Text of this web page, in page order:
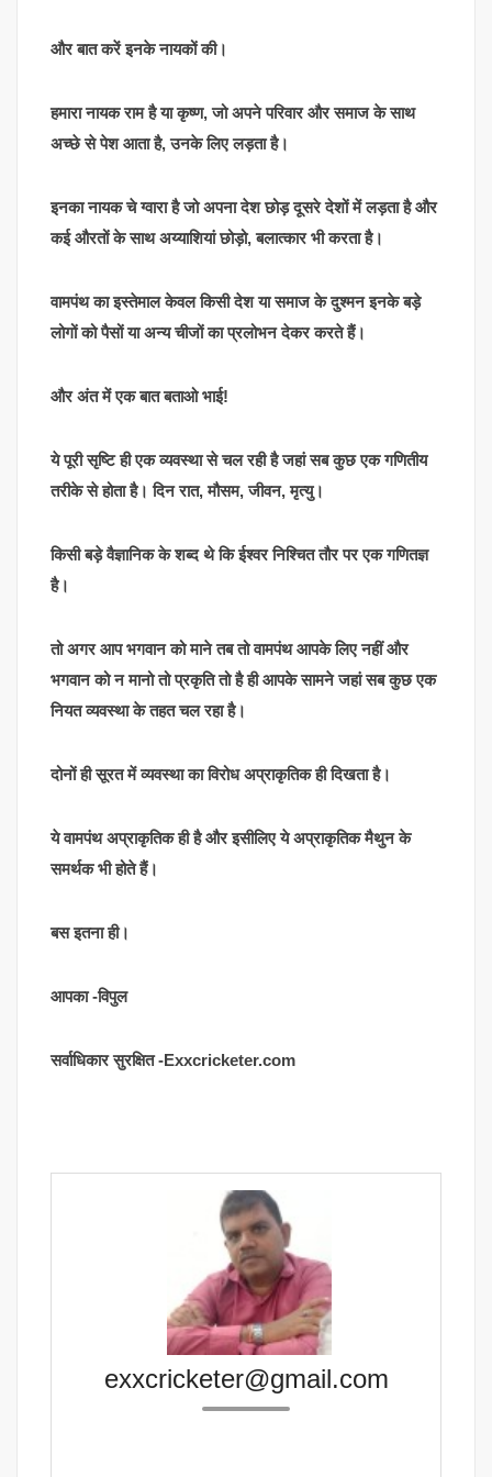
और बात करें इनके नायकों की।
हमारा नायक राम है या कृष्ण, जो अपने परिवार और समाज के साथ
अच्छे से पेश आता है, उनके लिए लड़ता है।
इनका नायक चे ग्वारा है जो अपना देश छोड़ दूसरे देशों में लड़ता है और
कई औरतों के साथ अय्याशियां छोड़ो, बलात्कार भी करता है।
वामपंथ का इस्तेमाल केवल किसी देश या समाज के दुश्मन इनके बड़े
लोगों को पैसों या अन्य चीजों का प्रलोभन देकर करते हैं।
और अंत में एक बात बताओ भाई!
ये पूरी सृष्टि ही एक व्यवस्था से चल रही है जहां सब कुछ एक गणितीय
तरीके से होता है। दिन रात, मौसम, जीवन, मृत्यु।
किसी बड़े वैज्ञानिक के शब्द थे कि ईश्वर निश्चित तौर पर एक गणितज्ञ
है।
तो अगर आप भगवान को माने तब तो वामपंथ आपके लिए नहीं और
भगवान को न मानो तो प्रकृति तो है ही आपके सामने जहां सब कुछ एक
नियत व्यवस्था के तहत चल रहा है।
दोनों ही सूरत में व्यवस्था का विरोध अप्राकृतिक ही दिखता है।
ये वामपंथ अप्राकृतिक ही है और इसीलिए ये अप्राकृतिक मैथुन के
समर्थक भी होते हैं।
बस इतना ही।
आपका -विपुल
सर्वाधिकार सुरक्षित -Exxcricketer.com
exxcricketer@gmail.com